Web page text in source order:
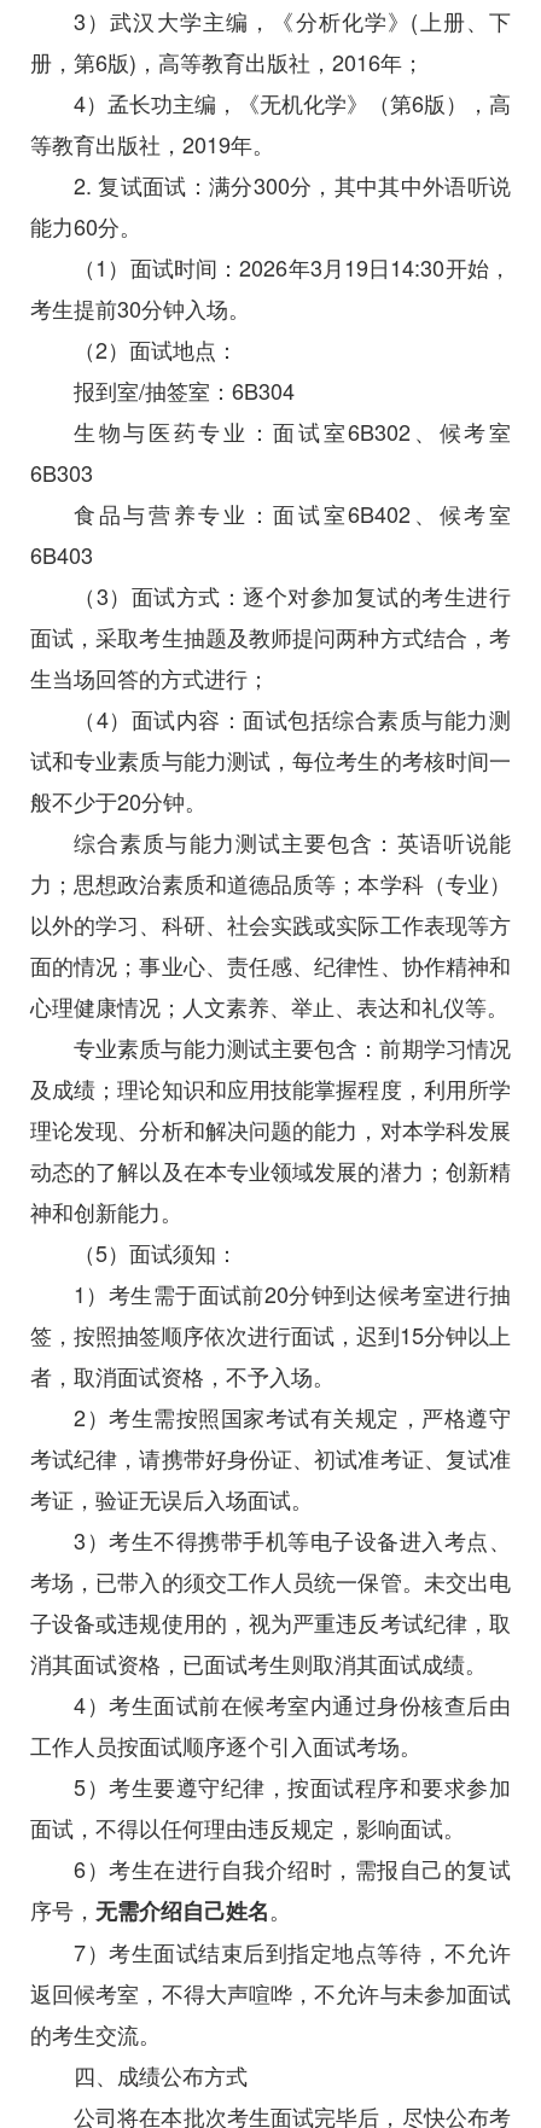
3）武汉大学主编，《分析化学》(上册、下
册，第6版)，高等教育出版社，2016年；
4）孟长功主编，《无机化学》（第6版），高
等教育出版社，2019年。
2. 复试面试：满分300分，其中其中外语听说
能力60分。
（1）面试时间：2026年3月19日14:30开始，
考生提前30分钟入场。
（2）面试地点：
报到室/抽签室：6B304
生物与医药专业：面试室6B302、候考室
6B303
食品与营养专业：面试室6B402、候考室
6B403
（3）面试方式：逐个对参加复试的考生进行
面试，采取考生抽题及教师提问两种方式结合，考
生当场回答的方式进行；
（4）面试内容：面试包括综合素质与能力测
试和专业素质与能力测试，每位考生的考核时间一
般不少于20分钟。
综合素质与能力测试主要包含：英语听说能
力；思想政治素质和道德品质等；本学科（专业）
以外的学习、科研、社会实践或实际工作表现等方
面的情况；事业心、责任感、纪律性、协作精神和
心理健康情况；人文素养、举止、表达和礼仪等。
专业素质与能力测试主要包含：前期学习情况
及成绩；理论知识和应用技能掌握程度，利用所学
理论发现、分析和解决问题的能力，对本学科发展
动态的了解以及在本专业领域发展的潜力；创新精
神和创新能力。
（5）面试须知：
1）考生需于面试前20分钟到达候考室进行抽
签，按照抽签顺序依次进行面试，迟到15分钟以上
者，取消面试资格，不予入场。
2）考生需按照国家考试有关规定，严格遵守
考试纪律，请携带好身份证、初试准考证、复试准
考证，验证无误后入场面试。
3）考生不得携带手机等电子设备进入考点、
考场，已带入的须交工作人员统一保管。未交出电
子设备或违规使用的，视为严重违反考试纪律，取
消其面试资格，已面试考生则取消其面试成绩。
4）考生面试前在候考室内通过身份核查后由
工作人员按面试顺序逐个引入面试考场。
5）考生要遵守纪律，按面试程序和要求参加
面试，不得以任何理由违反规定，影响面试。
6）考生在进行自我介绍时，需报自己的复试
序号， 无需介绍自己姓名。
7）考生面试结束后到指定地点等待，不允许
返回候考室，不得大声喧哗，不允许与未参加面试
的考生交流。
四、成绩公布方式
公司将在本批次考生面试完毕后，尽快公布考